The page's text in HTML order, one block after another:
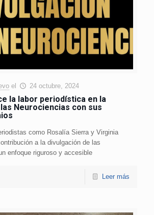
el 24 octubre, 2024
la labor periodística en la
Neurociencias con sus
como Rosalía Sierra y Virginia
a la divulgación de las
enfoque riguroso y accesible
Leer más